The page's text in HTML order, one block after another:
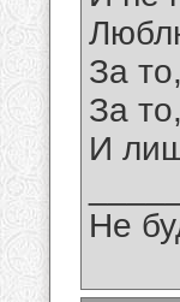
За
За
И
Не